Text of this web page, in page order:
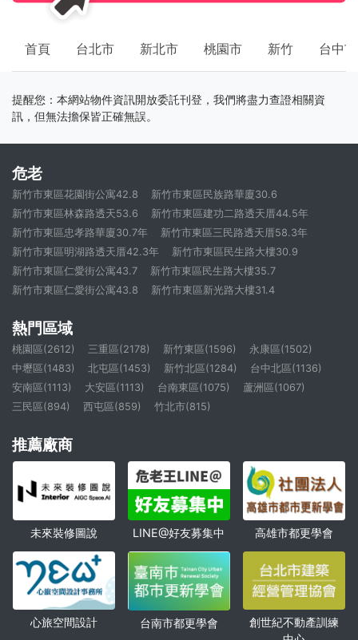
首頁 台北市 新北市 桃園市 新竹 台中市
提醒您：本網站物件資訊開放委託刊登，我們將盡力查證相關資
訊，但無法擔保皆正確無誤。
危老
新竹市東區花園街公寓42.8
新竹市東區民族路華廈30.6
新竹市東區林森路透天53.6
新竹市東區建功二路透天厝44.5年
新竹市東區忠孝路華廈30.7年
新竹市東區三民路透天厝58.3年
新竹市東區明湖路透天厝42.3年
新竹市東區民生路大樓30.9
新竹市東區仁愛街公寓43.7
新竹市東區民生路大樓35.7
新竹市東區仁愛街公寓43.8
新竹市東區新光路大樓31.4
熱門區域
桃園區(2612) 三重區(2178) 新竹東區(1596)
永康區(1502)
中壢區(1483)
北屯區(1453) 新竹北區(1284)
台中北區(1136)
安南區(1113)
大安區(1113) 台南東區(1075)
蘆洲區(1067)
三民區(894)
西屯區(859) 竹北市(815)
推薦廠商
未來裝修圖說 LINE@好友募集中 高雄市都更學會
心旅空間設計 台南市都更學會
創世紀不動產訓練